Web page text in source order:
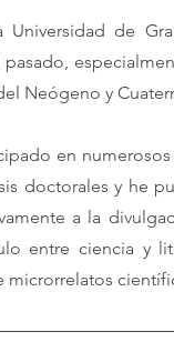
de
Neógeno y
en
doctorales y he
a la
entre ciencia y
microrrelatos